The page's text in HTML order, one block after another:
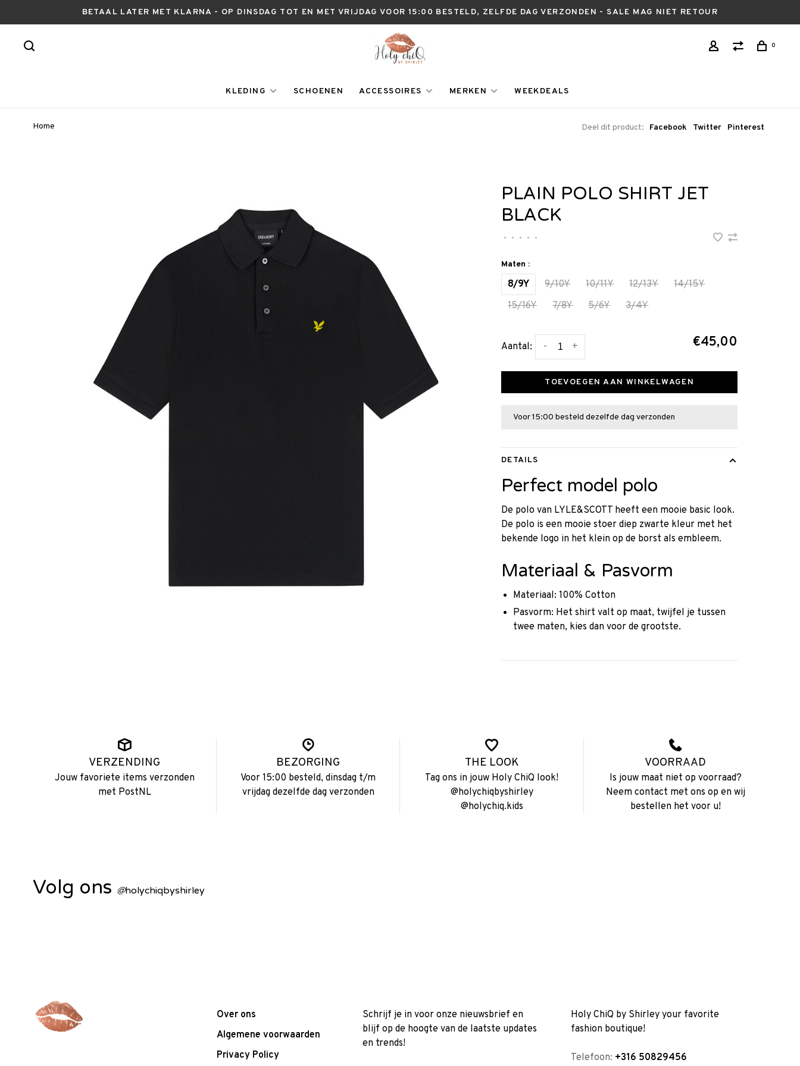
BETAAL LATER MET KLARNA - OP DINSDAG TOT EN MET VRIJDAG VOOR 15:00 BESTELD, ZELFDE DAG VERZONDEN - SALE MAG NIET RETOUR
0
KLEDING SCHOENEN ACCESSOIRES MERKEN WEEKDEALS
Home Deel dit product: Facebook Twitter Pinterest
PLAIN POLO SHIRT JET
BLACK
• • • • •
Maten :
8/9Y 9/10Y 10/11Y 12/13Y
14/15Y
15/16Y
7/8Y 5/6Y 3/4Y
Aantal: +
- €45,00
TOEVOEGEN AAN WINKELWAGEN
Voor 15:00 besteld dezelfde dag verzonden
DETAILS
Perfect model polo
De polo van LYLE&SCOTT heeft een mooie basic look.
De polo is een mooie stoer diep zwarte kleur met het
bekende logo in het klein op de borst als embleem.
Materiaal & Pasvorm
Materiaal: 100% Cotton
Pasvorm: Het shirt valt op maat, twijfel je tussen
twee maten, kies dan voor de grootste.
VERZENDING
Jouw favoriete items verzonden
met PostNL
BEZORGING
Voor 15:00 besteld, dinsdag t/m
vrijdag dezelfde dag verzonden
THE LOOK
Tag ons in jouw Holy ChiQ look!
@holychiqbyshirley
@holychiq.kids
VOORRAAD
Is jouw maat niet op voorraad?
Neem contact met ons op en wij
bestellen het voor u!
Volg ons @holychiqbyshirley
Over ons
Algemene voorwaarden
Privacy Policy
Schrijf je in voor onze nieuwsbrief en
blijf op de hoogte van de laatste updates
en trends!
Holy ChiQ by Shirley your favorite
fashion boutique!
Telefoon: +316 50829456